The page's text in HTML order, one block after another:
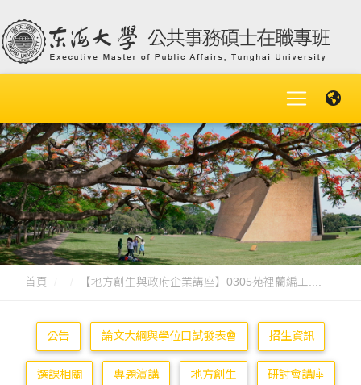
首頁 【地方創生與政府企業講座】0305苑裡藺編工....
公告 論文大綱與學位口試發表會 招生資訊
選課相關 專題演講 地方創生 研討會講座